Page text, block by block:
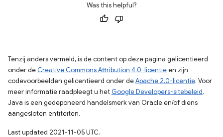
Was this helpful?
Tenzij anders vermeld, is de content op deze pagina gelicentieerd
onder de Creative Commons Attribution 4.0-licentieen zijn
codevoorbeelden gelicentieerd onder deApache 2.0-licentie. Voor
meer informatie raadpleegt u het Google Developers-sitebeleid.
Java is een gedeponeerd handelsmerk van Oracle en/of diens
aangesloten entiteiten.
Last updated 2021-11-05 UTC.